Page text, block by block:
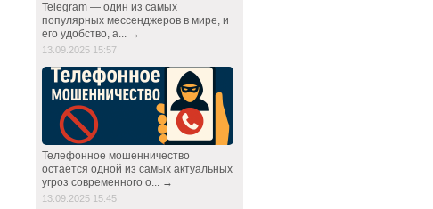
Telegram — один из самых
популярных мессенджеров в мире, и
его удобство, а... →
13.09.2025 15:57
Телефонное мошенничество
остаётся одной из самых актуальных
угроз современного о... →
13.09.2025 15:45